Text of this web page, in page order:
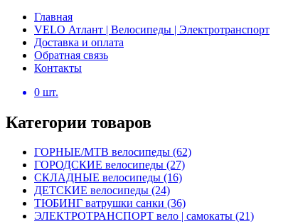
Главная
VELO Атлант | Велосипеды | Электротранспорт
Доставка и оплата
Обратная связь
Контакты
0 шт.
Категории товаров
ГОРНЫЕ/MTB велосипеды (62)
ГОРОДСКИЕ велосипеды (27)
СКЛАДНЫЕ велосипеды (16)
ДЕТСКИЕ велосипеды (24)
ТЮБИНГ ватрушки санки (36)
ЭЛЕКТРОТРАНСПОРТ вело | самокаты (21)